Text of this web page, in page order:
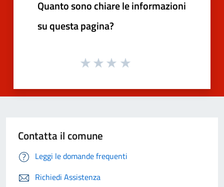
Quanto sono chiare le informazioni
su questa pagina?
Contatta il comune
Leggi le domande frequenti
Richiedi Assistenza